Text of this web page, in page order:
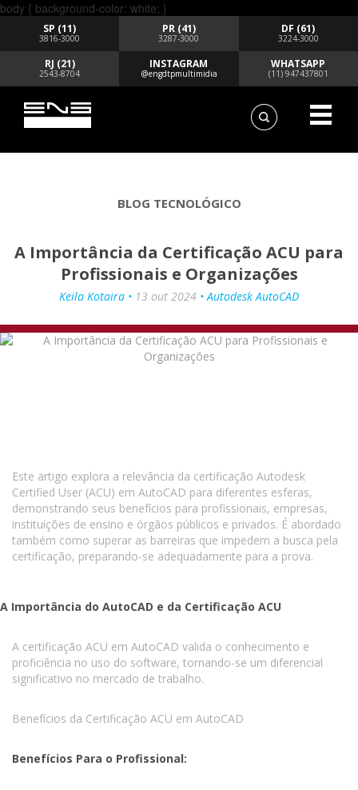
body { background-color: white; }
SP (11)
3816-3000
PR (41)
3287-3000
DF (61)
3224-3000
RJ (21)
2543-8704
INSTAGRAM
@engdtpmultimidia
WHATSAPP
(11) 947437801
BLOG TECNOLÓGICO
A Importância da Certificação ACU para
Profissionais e Organizações
Keila Kotaira • 13 out 2024 • Autodesk AutoCAD
Este artigo explora a relevância da certificação Autodesk
Certified User (ACU) em AutoCAD para diferentes esferas,
demonstrando seus benefícios para profissionais, empresas,
instituições de ensino e órgãos públicos e privados. É abordado
também como superar as barreiras que impedem a busca pela
certificação, preparando-se adequadamente para a prova.
A Importância do AutoCAD e da Certificação ACU
A certificação ACU em AutoCAD valida o conhecimento e
proficiência no uso do software, tornando-se um diferencial
significativo no mercado de trabalho.
Benefícios da Certificação ACU em AutoCAD
Benefícios Para o Profissional: